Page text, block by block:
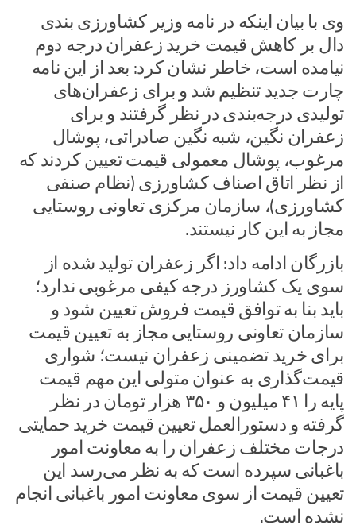
وی با بیان اینکه در نامه وزیر کشاورزی بندی
دال بر کاهش قیمت خرید زعفران درجه دوم
نیامده است، خاطر نشان کرد: بعد از این نامه
چارت جدید تنظیم شد و برای زعفران‌های
تولیدی درجه‌بندی در نظر گرفتند و برای
زعفران نگین، شبه نگین صادراتی، پوشال
مرغوب، پوشال معمولی قیمت تعیین کردند که
از نظر اتاق اصناف کشاورزی (نظام صنفی
کشاورزی)، سازمان مرکزی تعاونی روستایی
مجاز به این کار نیستند.
بازرگان ادامه داد: اگر زعفران تولید شده از
سوی یک کشاورز درجه‌ کیفی مرغوبی ندارد؛
باید بنا به توافق قیمت فروش تعیین شود و
سازمان تعاونی روستایی مجاز به تعیین قیمت
برای خرید تضمینی زعفران نیست؛ شواری
قیمت‌گذاری به عنوان متولی این مهم قیمت
پایه را ۴۱ میلیون و ۳۵۰ هزار تومان در نظر
گرفته و دستورالعمل تعیین قیمت خرید حمایتی
درجات مختلف زعفران را به معاونت امور
باغبانی سپرده است که به نظر می‌رسد این
تعیین قیمت از سوی معاونت امور باغبانی انجام
نشده است.